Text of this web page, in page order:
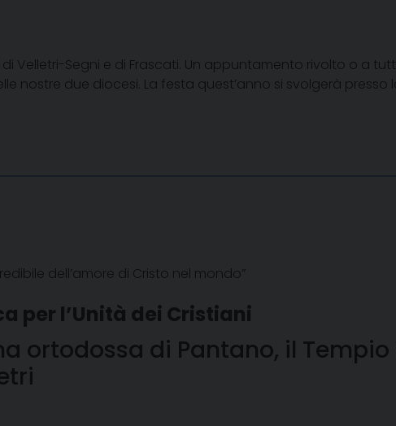
Velletri-Segni e di Frascati. Un appuntamento rivolto o a
nostre due diocesi. La festa quest’anno si svolgerà
dell’amore di Cristo nel mondo”
per l’Unità dei Cristiani
ortodossa di Pantano, il Tempio